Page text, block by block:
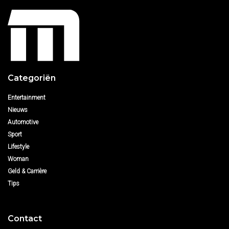
Categoriën
Entertainment
Nieuws
Automotive
Sport
Lifestyle
Woman
Geld & Carrière
Tips
Contact